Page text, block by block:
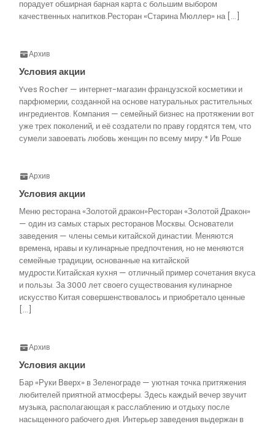
порадует обширная барная карта с большим выбором
качественных напитков.Ресторан «Старина Мюллер» на […]
Архив
Условия акции
Yves Rocher — интернет-магазин французской косметики и
парфюмерии, созданной на основе натуральных растительных
ингредиентов. Компания — семейный бизнес на протяжении вот
уже трех поколений, и её создатели по праву гордятся тем, что
сумели завоевать любовь женщин по всему миру.* Ив Роше
Архив
Условия акции
Меню ресторана «Золотой дракон»Ресторан «Золотой Дракон»
— один из самых старых ресторанов Москвы. Основатели
заведения — члены семьи китайской династии. Меняются
времена, нравы и кулинарные предпочтения, но не меняются
семейные традиции, основанные на китайской
мудрости.Китайская кухня — отличный пример сочетания вкуса
и пользы. За 3000 лет своего существования кулинарное
искусство Китая совершенствовалось и приобретало ценные
[…]
Архив
Условия акции
Бар «Руки Вверх» в Зеленограде — уютная точка притяжения
любителей приятной атмосферы. Здесь каждый вечер звучит
музыка, располагающая к расслаблению и отдыху после
насыщенного рабочего дня. Интерьер заведения выдержан в